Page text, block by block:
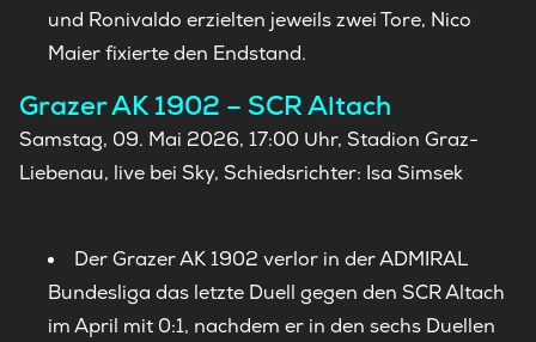
und Ronivaldo erzielten jeweils zwei Tore, Nico
Maier fixierte den Endstand.
Grazer AK 1902 – SCR Altach
Samstag, 09. Mai 2026, 17:00 Uhr, Stadion Graz-
Liebenau, live bei Sky, Schiedsrichter: Isa Simsek
Der Grazer AK 1902 verlor in der ADMIRAL
Bundesliga das letzte Duell gegen den SCR Altach
im April mit 0:1, nachdem er in den sechs Duellen